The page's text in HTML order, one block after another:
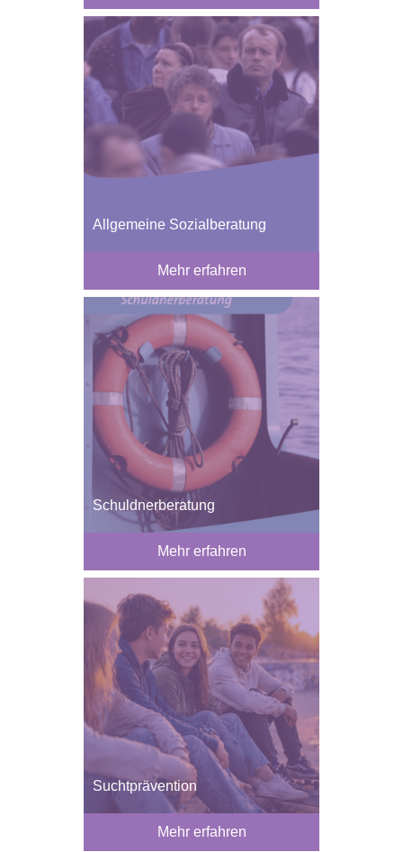
Allgemeine Sozialberatung
Mehr erfahren
Schuldnerberatung
Mehr erfahren
Suchtprävention
Mehr erfahren